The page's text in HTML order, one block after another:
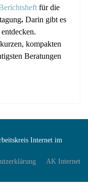
für die
. Darin gibt es
kompakten
Beratungen
Internet im
AK Internet